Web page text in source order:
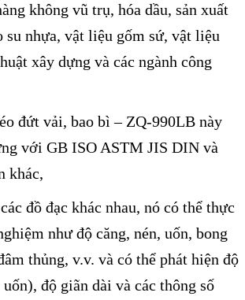
không vũ trụ, hóa dầu, sản xuất
su nhựa, vật liệu gốm sứ, vật liệu
xây dựng và các ngành công
đứt vải, bao bì – ZQ-990LB này
với GB ISO ASTM JIS DIN và
khác,
đồ đạc khác nhau, nó có thể thực
như độ căng, nén, uốn, bong
thủng, v.v. và có thể phát hiện độ
uốn), độ giãn dài và các thông số